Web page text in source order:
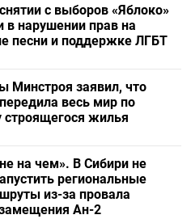
с выборов «Яблоко»
в нарушении прав на
песни и поддержке ЛГБТ
Минстроя заявил, что
весь мир по
строящегося жилья
на чем». В Сибири не
региональные
из-за провала
Ан-2